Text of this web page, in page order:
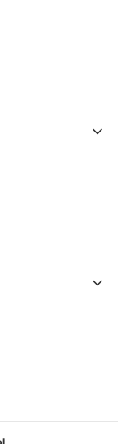
0. Zobacz